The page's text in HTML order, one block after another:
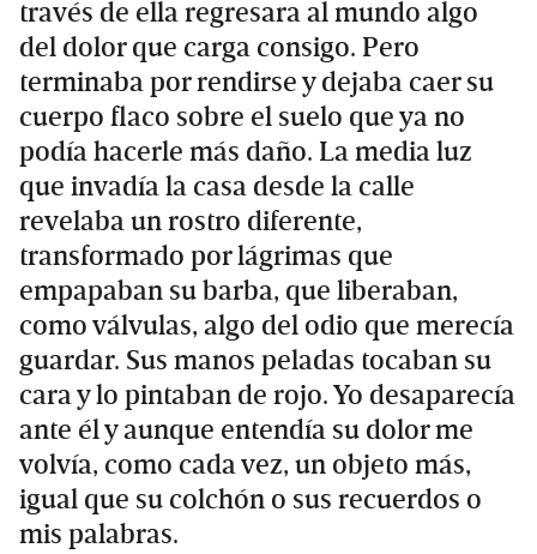
través de ella regresara al mundo algo
del dolor que carga consigo. Pero
terminaba por rendirse y dejaba caer su
cuerpo flaco sobre el suelo que ya no
podía hacerle más daño. La media luz
que invadía la casa desde la calle
revelaba un rostro diferente,
transformado por lágrimas que
empapaban su barba, que liberaban,
como válvulas, algo del odio que merecía
guardar. Sus manos peladas tocaban su
cara y lo pintaban de rojo. Yo desaparecía
ante él y aunque entendía su dolor me
volvía, como cada vez, un objeto más,
igual que su colchón o sus recuerdos o
mis palabras.